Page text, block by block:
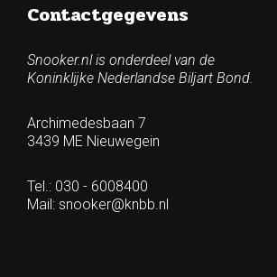
Contactgegevens
Snooker.nl is onderdeel van de
Koninklijke Nederlandse Biljart Bond.
Archimedesbaan 7
3439 ME Nieuwegein
Tel.: 030 - 6008400
Mail: snooker@knbb.nl